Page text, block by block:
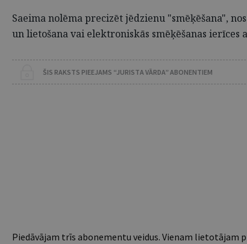
Saeima nolēma precizēt jēdzienu "smēķēšana",
un lietošana vai elektroniskās smēķēšanas
ŠIS RAKSTS PIEEJAMS “JURISTA VĀRDA” ABONENTIEM
Piedāvājam trīs abonementu veidus. Vienam lietotājam